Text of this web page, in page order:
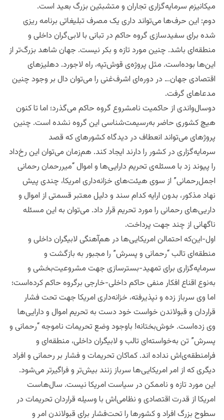
میکانیزم سرمایه‌گزاری تجاران و متشبثین بزرگ بعید است.
دوم: این حرف‌ها می‌تواند داری یک مصرف تبلیغاتی برنامه ریزی
شده برای سفیدسازی گروه حاکم در تبانی با لابی‌گران داخلی و
منطقه‌ای باشد. چنین مورد تازه و بکر نیست. جهان شاهد بزرگ‌تر از
این‌ها بوده‌است. مثل پروژه‌ی قوش‌تپه، راه لاجورد. دهلیزهای
اقتصادی جهان… در دوره‌ای اشرف‌غنی را می‌توان دال بر وجود چنین
مدعاهای گرفت.
دوسال‌واندی از حاکمیت نامشروع گروه حاکم می‌گذرد؛ اما تا کنون
هیچ کشوری حاضر به‌رسیمت‌شناسی این گروه نشده است. چنین
پروژهای می‌تواند انعطاف در دیدگاه کشورهای که قصد
سرمایه‌گزاری در کشور را دارند ایجاد کند. هم‌زمان می‌توان این رخ‌داد
را پیوند زد با مسئله‌ی تحریم دارایی‌ها و اموال “میررحمان رحمانی
اجمل‌رحمانی” از سوی هیئت‌های خزانه‌داری امریکا، چندی پیش
نهاد مذکور، بدون ارایه‌ کدام سند و دلیل معتبر قسمتی از اموال و
داریی‌های رحمانی را مورد تحریم قرار داد. می‌توان به‌ این مسئله
ناگهانی از چند جهت پرداخت.
اول-این‌که احتمالن امریکایی‌ها در هم‌آهنگی لابیگران داخلی و
منطقه‌ای تالب “رحمانی و پسرش” را مجبور به‌ بازگشت و
سرمایه‌گزاری برای تمهید-بسترسازی جهت مشروعیت‌بخشی و
به‌نوع اقناع افکار منفی حاکم داخلی-خارجی برگروه حاکم کرده‌است؛
اما وی سرباز زده و نپذیرفته، خزانه‌داری امریکا جهت تحت فشار
قراردان و قبولاندن خواست خود دست به تحریم اموال و دارایی‌ها
وی زده‌است. خوش‌بختانه! باوجود وضع تحریمات ناموجه “رحمانی و
پسرش” تن به‌خواسته‌‌ای تالب و لابیگران داخلی، منطقه‌ای و
فرامنطقه‌ی‌اش نداده اند. کماکان تحریمات و فشار بر رحمانی و افراد
دیگری که از امر امریکایی‌ها سرباز زنند بیش‌تر و فراگیرتر می‌شود.
این مورد تازه‌ و ناممکن در سیاست امریکا نیست. سال‌هاست
امریکا از قدرت اقتصادی و نظامی‌اش با وسیله‌ قراردان تحریمات در
سطوح بزرگ افراد و کشورها را تحت‌فشار برای قبولاندن امر و